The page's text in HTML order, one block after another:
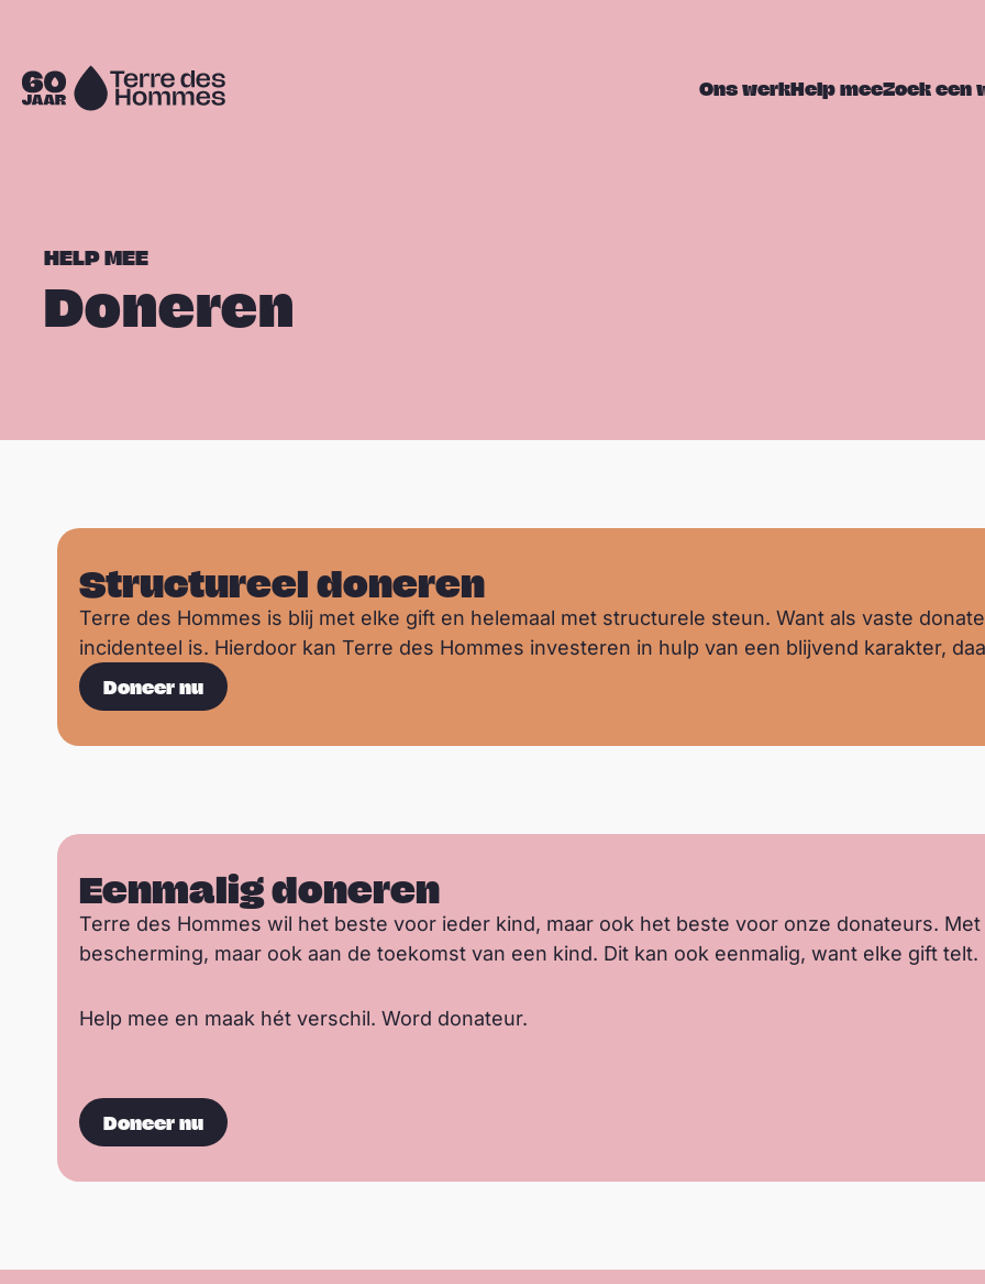
Naar
Ons werkHelp meeZoek een
HELP MEE
Doneren
Structureel doneren
Terre des Hommes is blij met elke gift en helemaal met structurele steun. Want als vaste
incidenteel is. Hierdoor kan Terre des Hommes investeren in hulp van een blijvend karakter,
Doneer nu
Eenmalig doneren
Terre des Hommes wil het beste voor ieder kind, maar ook het beste voor onze donateurs.
bescherming, maar ook aan de toekomst van een kind. Dit kan ook eenmalig, want elke gift telt.
Help mee en maak hét verschil. Word donateur.
Doneer nu